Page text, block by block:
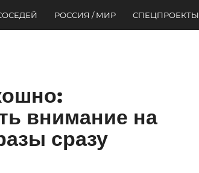
РОССИЯ / МИР СПЕЦПРОЕКТЫ
внимание на
сразу